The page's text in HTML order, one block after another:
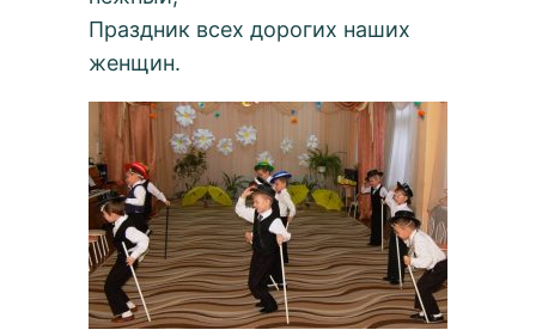
Праздник всех дорогих наших
женщин.